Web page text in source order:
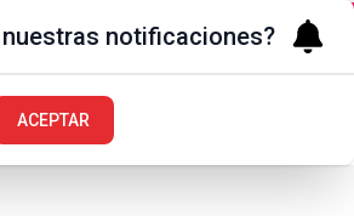
notificaciones?
ACEPTAR